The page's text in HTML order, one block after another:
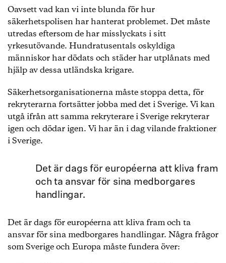
Oavsett vad kan vi inte blunda för hur
säkerhetspolisen har hanterat problemet. Det måste
utredas eftersom de har misslyckats i sitt
yrkesutövande. Hundratusentals oskyldiga
människor har dödats och städer har utplånats med
hjälp av dessa utländska krigare.
Säkerhetsorganisationerna måste stoppa detta, för
rekryterarna fortsätter jobba med det i Sverige. Vi kan
utgå ifrån att samma rekryterare i Sverige rekryterar
igen och dödar igen. Vi har än i dag vilande fraktioner
i Sverige.
Det är dags för européerna att kliva fram
och ta ansvar för sina medborgares
handlingar.
Det är dags för européerna att kliva fram och ta
ansvar för sina medborgares handlingar. Några frågor
som Sverige och Europa måste fundera över: